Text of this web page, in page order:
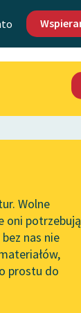
Lektur
Wolne
oni potrzebują
nas nie
prostu do